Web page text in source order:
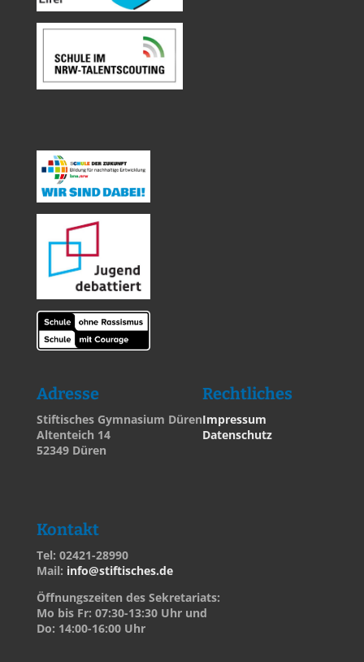
Adresse
Stiftisches Gymnasium Düren
Altenteich 14
52349 Düren
Rechtliches
Impressum
Datenschutz
Kontakt
Tel: 02421-28990
Mail: info@stiftisches.de
Öffnungszeiten des Sekretariats:
Mo bis Fr: 07:30-13:30 Uhr und
Do: 14:00-16:00 Uhr